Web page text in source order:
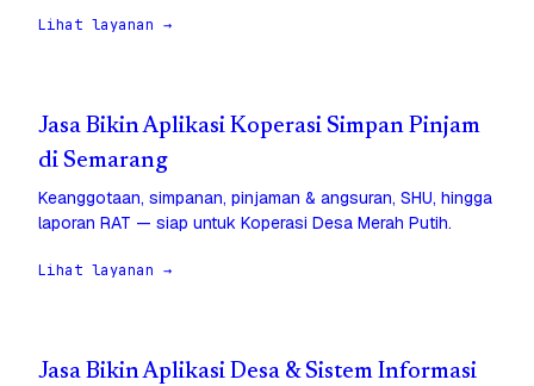
Lihat layanan →
Jasa Bikin Aplikasi Koperasi Simpan Pinjam
di Semarang
Keanggotaan, simpanan, pinjaman & angsuran, SHU, hingga
laporan RAT — siap untuk Koperasi Desa Merah Putih.
Lihat layanan →
Jasa Bikin Aplikasi Desa & Sistem Informasi